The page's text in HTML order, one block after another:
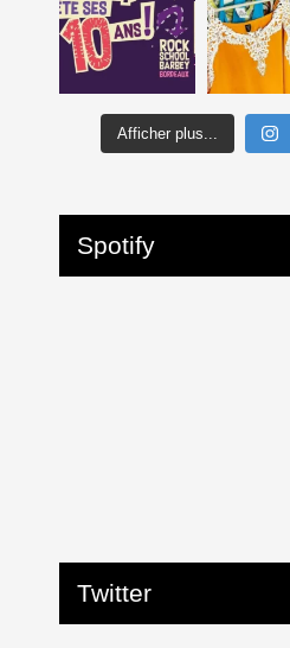
Afficher plus...
Spotify
Twitter